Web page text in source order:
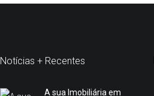
Notícias + Recentes
A sua Imobiliária em